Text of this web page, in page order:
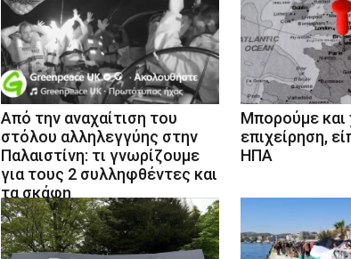
Από την αναχαίτιση του
στόλου αλληλεγγύης στην
Παλαιστίνη: τι γνωρίζουμε
για τους 2 συλληφθέντες και
τα σκάφη
Μπορούμε και
επιχείρηση,
ΗΠΑ